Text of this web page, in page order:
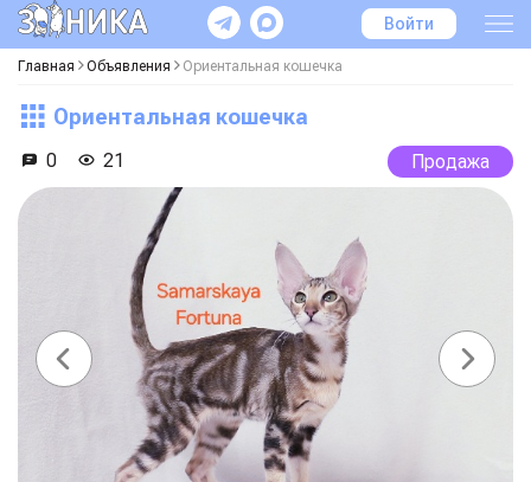
Войти
Главная Объявления Ориентальная кошечка
Ориентальная кошечка
0 21 Продажа